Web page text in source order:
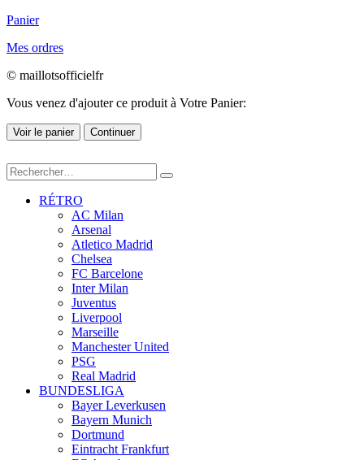
Panier
Mes ordres
© maillotsofficielfr
Vous venez d'ajouter ce produit à Votre Panier:
Voir le panier Continuer
RÉTRO
AC Milan
Arsenal
Atletico Madrid
Chelsea
FC Barcelone
Inter Milan
Juventus
Liverpool
Marseille
Manchester United
PSG
Real Madrid
BUNDESLIGA
Bayer Leverkusen
Bayern Munich
Dortmund
Eintracht Frankfurt